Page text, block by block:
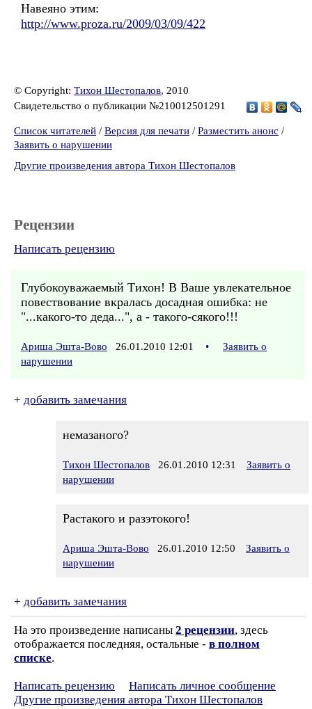
Навеяно этим:
http://www.proza.ru/2009/03/09/422
© Copyright: Тихон Шестопалов, 2010
Свидетельство о публикации №210012501291
Список читателей / Версия для печати / Разместить анонс /
Заявить о нарушении
Другие произведения автора Тихон Шестопалов
Рецензии
Написать рецензию
Глубокоуважаемый Тихон! В Ваше увлекательное
повествование вкралась досадная ошибка: не
"...какого-то деда...", а - такого-сякого!!!
Ариша Эшта-Вово 26.01.2010 12:01 •
Заявить о
нарушении
+ добавить замечания
немазаного?
Тихон Шестопалов 26.01.2010 12:31
Заявить о
нарушении
Растакого и разэтокого!
Ариша Эшта-Вово 26.01.2010 12:50
Заявить о
нарушении
+ добавить замечания
На это произведение написаны 2 рецензии, здесь
отображается последняя, остальные - в полном
списке.
Написать рецензию
Написать личное сообщение
Другие произведения автора Тихон Шестопалов